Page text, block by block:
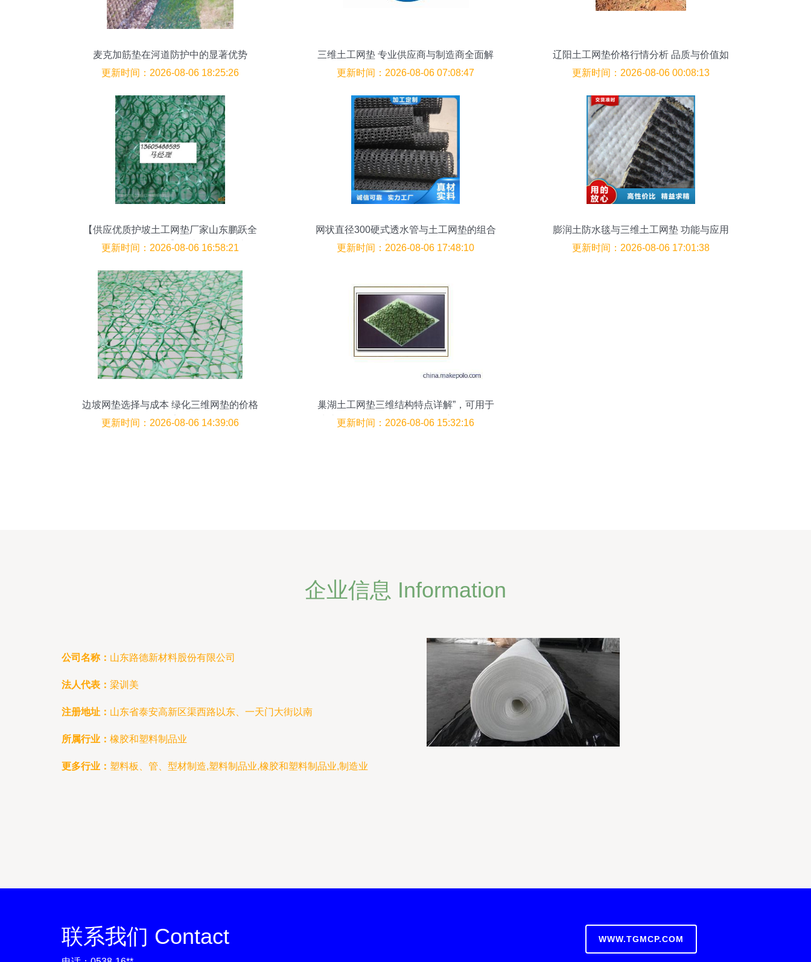
麦克加筋垫在河道防护中的显著优势
更新时间：2026-08-06 18:25:26
三维土工网垫 专业供应商与制造商全面解
析
更新时间：2026-08-06 07:08:47
辽阳土工网垫价格行情分析 品质与价值如
何平衡？
更新时间：2026-08-06 00:08:13
【供应优质护坡土工网垫厂家山东鹏跃全
国销量领先产品图片】供应优质护坡土工
大全 -
更新时间：2026-08-06 16:58:21
网状直径300硬式透水管与土工网垫的组合
应用及优势
更新时间：2026-08-06 17:48:10
膨润土防水毯与三维土工网垫 功能与应用
简介
更新时间：2026-08-06 17:01:38
边坡网垫选择与成本 绿化三维网垫的价格
导向因素分析
更新时间：2026-08-06 14:39:06
巢湖土工网垫三维结构特点详解”，可用于
水土保持及加筋强化工程中的应用解析，
更新时间：2026-08-06 15:32:16
企业信息 Information
公司名称： 山东路德新材料股份有限公司
法人代表： 梁训美
注册地址： 山东省泰安高新区渠西路以东、一天门大街以南
所属行业： 橡胶和塑料制品业
更多行业： 塑料板、管、型材制造,塑料制品业,橡胶和塑料制品业,制造业
联系我们 Contact WWW.TGMCP.COM